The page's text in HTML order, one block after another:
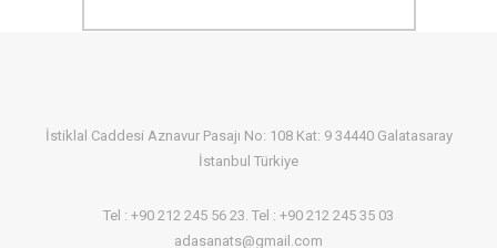
İstiklal Caddesi Aznavur Pasajı No: 108 Kat: 9 34440 Galatasaray
İstanbul Türkiye
Tel : +90 212 245 56 23. Tel : +90 212 245 35 03
adasanats@gmail.com